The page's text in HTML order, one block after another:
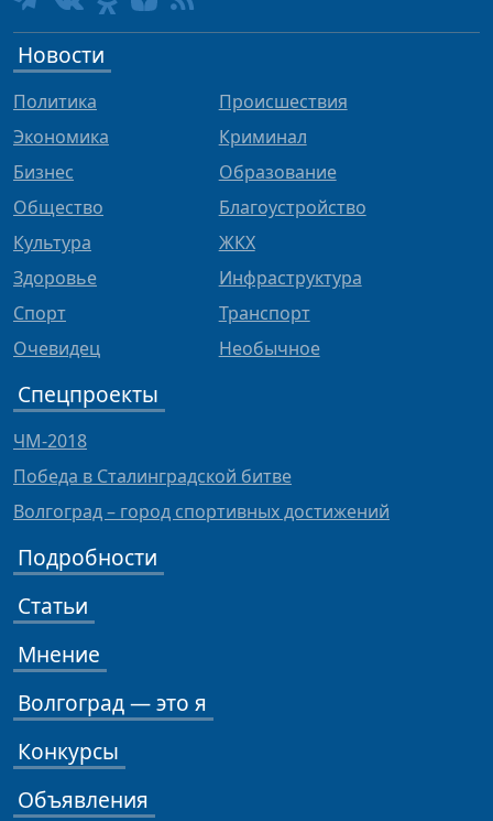
Новости
Политика
Экономика
Бизнес
Общество
Культура
Здоровье
Спорт
Очевидец
Происшествия
Криминал
Образование
Благоустройство
ЖКХ
Инфраструктура
Транспорт
Необычное
Спецпроекты
ЧМ-2018
Победа в Сталинградской битве
Волгоград – город спортивных достижений
Подробности
Статьи
Мнение
Волгоград — это я
Конкурсы
Объявления